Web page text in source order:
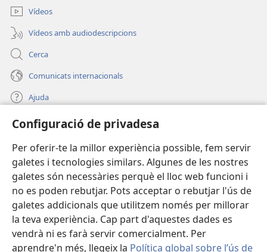
Configuració de privadesa
Per oferir-te la millor experiència possible, fem servir
galetes i tecnologies similars. Algunes de les nostres
galetes són necessàries perquè el lloc web funcioni i
no es poden rebutjar. Pots acceptar o rebutjar l'ús de
galetes addicionals que utilitzem només per millorar
la teva experiència. Cap part d'aquestes dades es
vendrà ni es farà servir comercialment. Per
aprendre'n més, llegeix la Política global sobre l’ús de
nova)Vídeos
Vídeos amb audiodescripcions
Cerca
Comunicats internacionals
Ajuda
Donacions
una
finestra
nova)
BIBLIOTECA EN LÍNIA Watchtower™
(obre
una
finestra
nova)
JW Hub
(obre
una
finestra
nova)
®